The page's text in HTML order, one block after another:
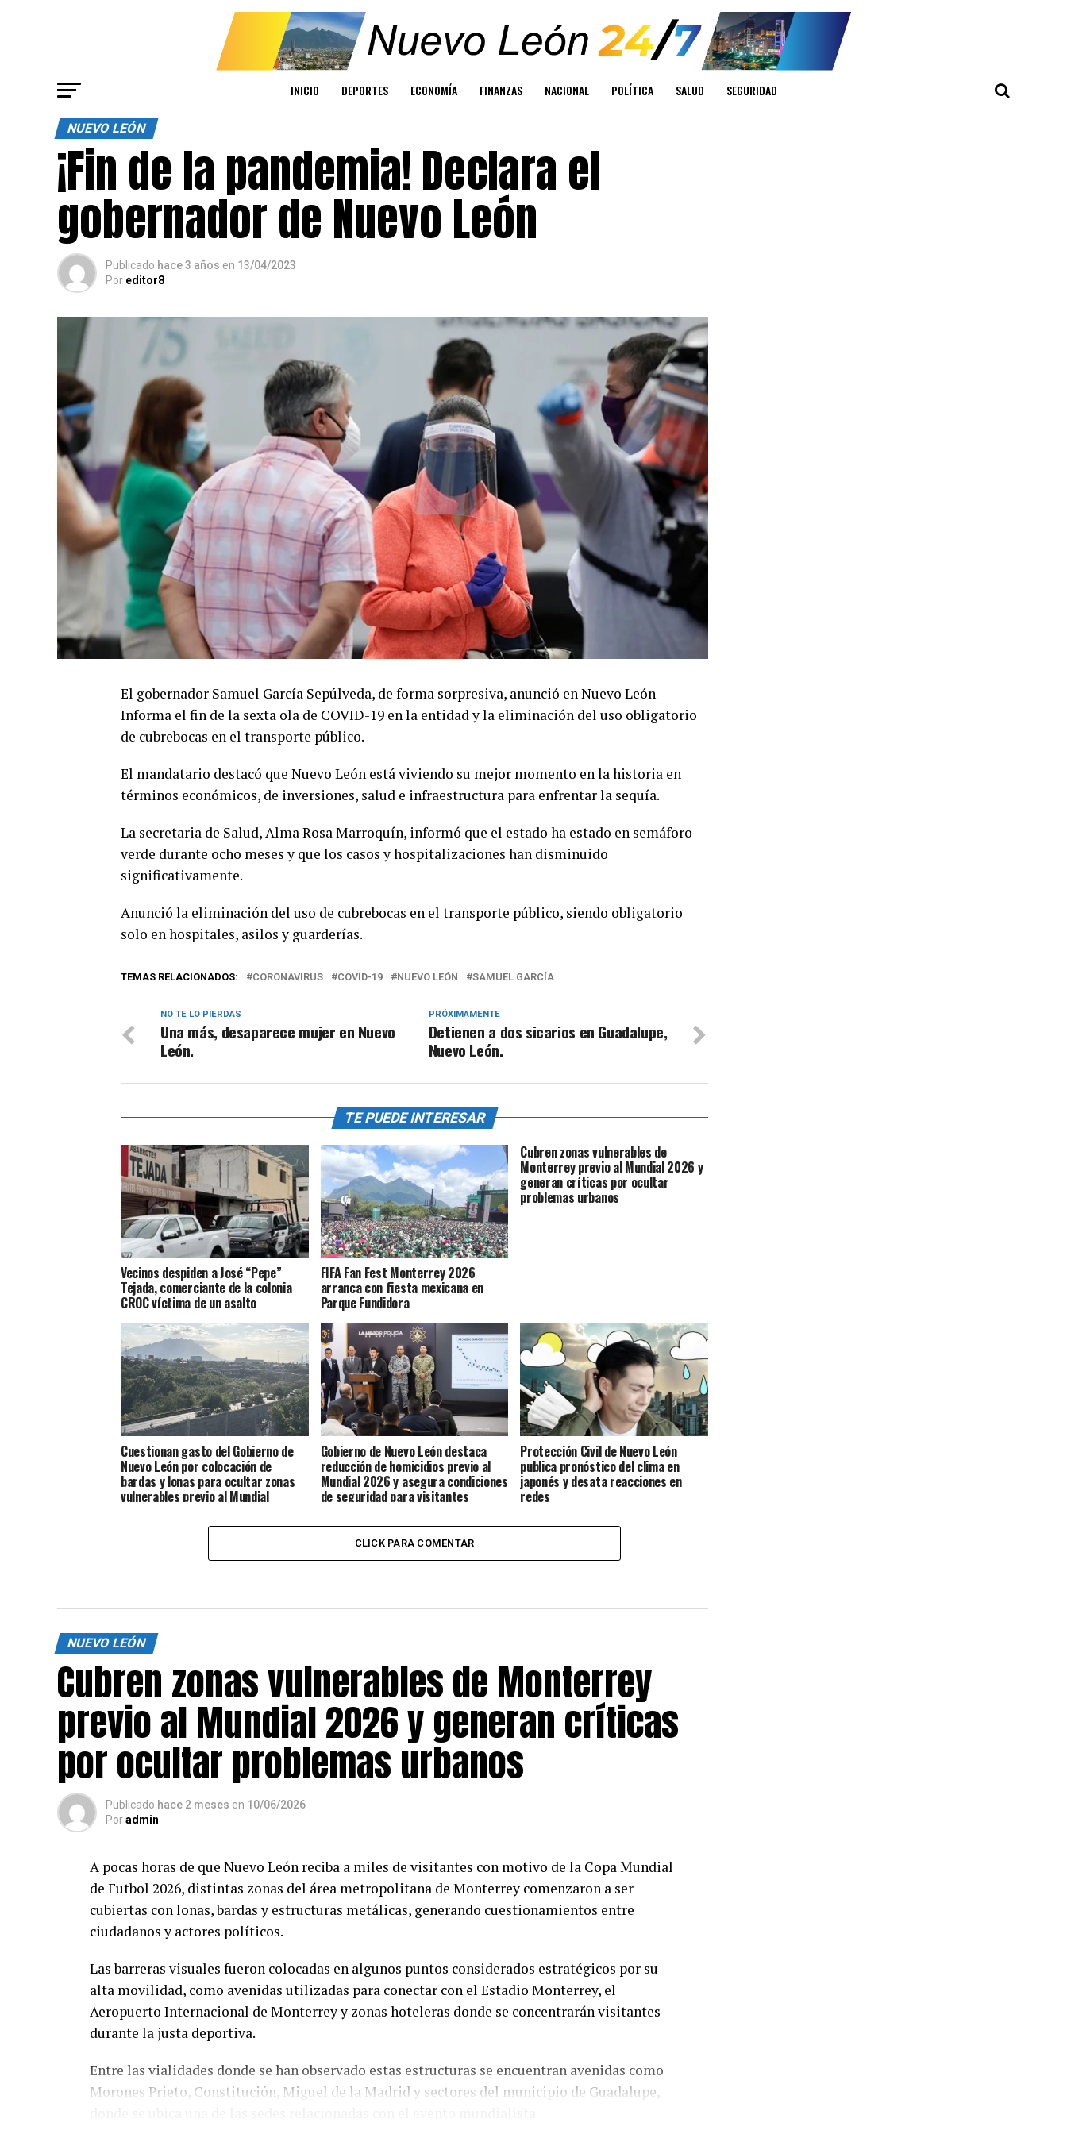
INICIO DEPORTES ECONOMÍA FINANZAS NACIONAL POLÍTICA SALUD SEGURIDAD
NUEVO LEÓN
¡Fin de la pandemia! Declara el
gobernador de Nuevo León
Publicado hace 3 años en 13/04/2023
Por editor8
El gobernador Samuel García Sepúlveda, de forma sorpresiva, anunció en Nuevo León
Informa el fin de la sexta ola de COVID-19 en la entidad y la eliminación del uso obligatorio
de cubrebocas en el transporte público.
El mandatario destacó que Nuevo León está viviendo su mejor momento en la historia en
términos económicos, de inversiones, salud e infraestructura para enfrentar la sequía.
La secretaria de Salud, Alma Rosa Marroquín, informó que el estado ha estado en semáforo
verde durante ocho meses y que los casos y hospitalizaciones han disminuido
significativamente.
Anunció la eliminación del uso de cubrebocas en el transporte público, siendo obligatorio
solo en hospitales, asilos y guarderías.
TEMAS RELACIONADOS: CORONAVIRUS COVID-19 NUEVO LEÓN SAMUEL GARCÍA
PRÓXIMAMENTE
Detienen a dos sicarios en Guadalupe,
Nuevo León.
NO TE LO PIERDAS
Una más, desaparece mujer en Nuevo
León.
TE PUEDE INTERESAR
Vecinos despiden a José “Pepe”
Tejada, comerciante de la colonia
CROC víctima de un asalto
FIFA Fan Fest Monterrey 2026
arranca con fiesta mexicana en
Parque Fundidora
Cubren zonas vulnerables de
Monterrey previo al Mundial 2026 y
generan críticas por ocultar
problemas urbanos
Cuestionan gasto del Gobierno de
Nuevo León por colocación de
bardas y lonas para ocultar zonas
vulnerables previo al Mundial
Gobierno de Nuevo León destaca
reducción de homicidios previo al
Mundial 2026 y asegura condiciones
de seguridad para visitantes
Protección Civil de Nuevo León
publica pronóstico del clima en
japonés y desata reacciones en
redes
CLICK PARA COMENTAR
NUEVO LEÓN
Cubren zonas vulnerables de Monterrey
previo al Mundial 2026 y generan críticas
por ocultar problemas urbanos
Publicado hace 2 meses en 10/06/2026
Poradmin
A pocas horas de que Nuevo León reciba a miles de visitantes con motivo de la Copa Mundial
de Futbol 2026, distintas zonas del área metropolitana de Monterrey comenzaron a ser
cubiertas con lonas, bardas y estructuras metálicas, generando cuestionamientos entre
ciudadanos y actores políticos.
Las barreras visuales fueron colocadas en algunos puntos considerados estratégicos por su
alta movilidad, como avenidas utilizadas para conectar con el Estadio Monterrey, el
Aeropuerto Internacional de Monterrey y zonas hoteleras donde se concentrarán visitantes
durante la justa deportiva.
Entre las vialidades donde se han observado estas estructuras se encuentran avenidas como
Morones Prieto, Constitución, Miguel de la Madrid y sectores del municipio de Guadalupe,